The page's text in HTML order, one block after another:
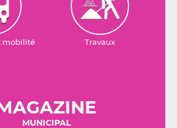
mobilité Travaux
MAGAZINE
MUNICIPAL